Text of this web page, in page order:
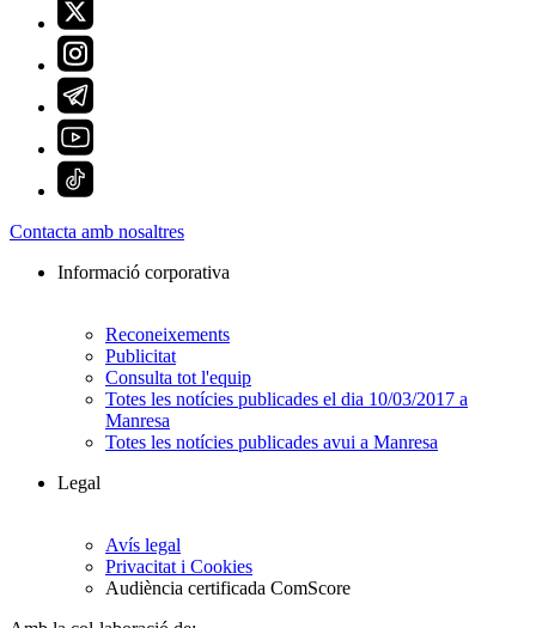
Contacta amb nosaltres
Informació corporativa
Reconeixements
Publicitat
Consulta tot l'equip
Totes les notícies publicades el dia 10/03/2017 a
Manresa
Totes les notícies publicades avui a Manresa
Legal
Avís legal
Privacitat i Cookies
Audiència certificada ComScore